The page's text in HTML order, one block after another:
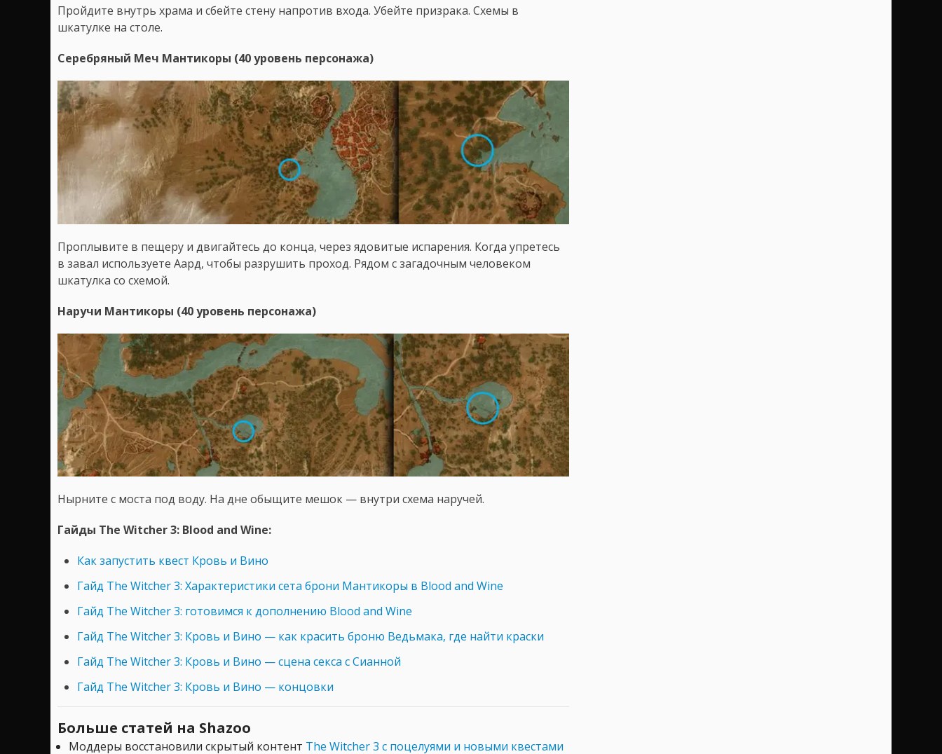
Пройдите внутрь храма и сбейте стену напротив входа. Убейте призрака. Схемы в
шкатулке на столе.
Серебряный Меч Мантикоры (40 уровень персонажа)
Проплывите в пещеру и двигайтесь до конца, через ядовитые испарения. Когда упретесь
в завал используете Аард, чтобы разрушить проход. Рядом с загадочным человеком
шкатулка со схемой.
Наручи Мантикоры (40 уровень персонажа)
Нырните с моста под воду. На дне обыщите мешок — внутри схема наручей.
Гайды The Witcher 3: Blood and Wine:
Как запустить квест Кровь и Вино
Гайд The Witcher 3: Характеристики сета брони Мантикоры в Blood and Wine
Гайд The Witcher 3: готовимся к дополнению Blood and Wine
Гайд The Witcher 3: Кровь и Вино — как красить броню Ведьмака, где найти краски
Гайд The Witcher 3: Кровь и Вино — сцена секса с Сианной
Гайд The Witcher 3: Кровь и Вино — концовки
Больше статей на Shazoo
Моддеры восстановили скрытый контент The Witcher 3 с поцелуями и новыми квестами